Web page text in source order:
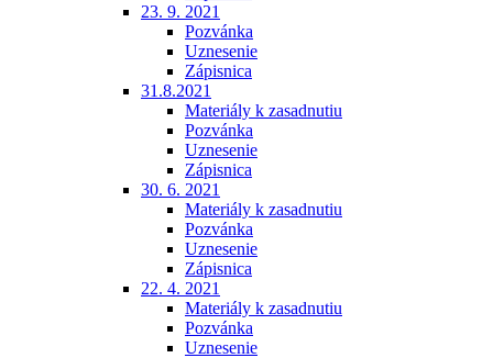
23. 9. 2021
Pozvánka
Uznesenie
Zápisnica
31.8.2021
Materiály k zasadnutiu
Pozvánka
Uznesenie
Zápisnica
30. 6. 2021
Materiály k zasadnutiu
Pozvánka
Uznesenie
Zápisnica
22. 4. 2021
Materiály k zasadnutiu
Pozvánka
Uznesenie